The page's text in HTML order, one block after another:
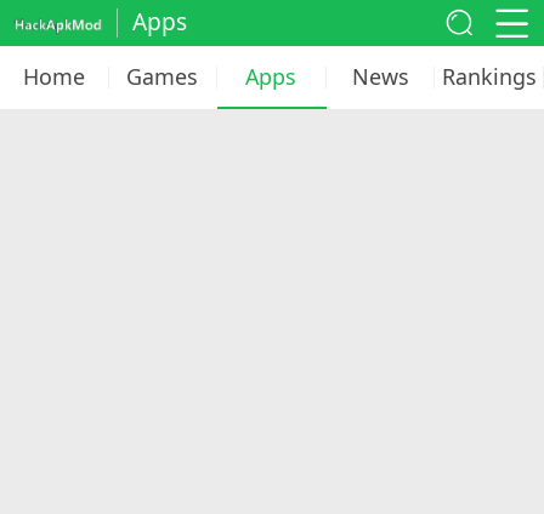
Apps
Home Games Apps News Rankings